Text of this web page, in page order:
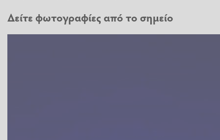
Δείτε φωτογραφίες από το σημείο